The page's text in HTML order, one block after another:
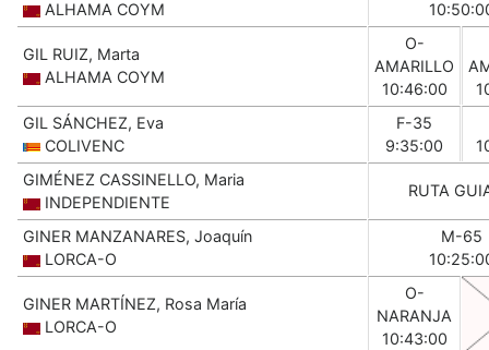
ALHAMA COYM
GIL RUIZ, Marta
ALHAMA COYM
O-
AMARILLO
10:46:00
GIL SÁNCHEZ, Eva
COLIVENC
F-35
9:35:00
GIMÉNEZ CASSINELLO, Maria
INDEPENDIENTE
RUTA
GINER MANZANARES, Joaquín
LORCA-O
M-65
GINER MARTÍNEZ, Rosa María
LORCA-O
O-
NARANJA
10:43:00